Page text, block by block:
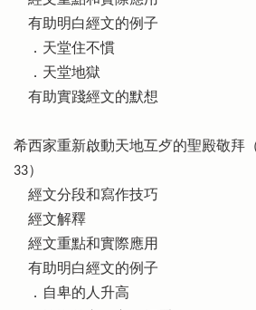
有助明白經文的例子
．天堂住不慣
．天堂地獄
有助實踐經文的默想
希西家重新啟動天地互歺的聖殿敬拜
33）
經文分段和寫作技巧
經文解釋
經文重點和實際應用
有助明白經文的例子
．自卑的人升高